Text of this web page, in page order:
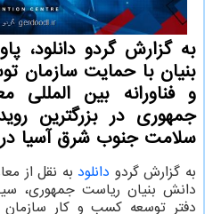
به گزارش گردو دانلود،
بنیان با حمایت سازمان
و فناورانه بین
جمهوری در بزرگترین
سلامت جنوب شرق آسیا در
به گزارش گردو دانلود به نقل از
دانش بنیان ریاست جمهوری،
دفتر توسعه کسب و کار